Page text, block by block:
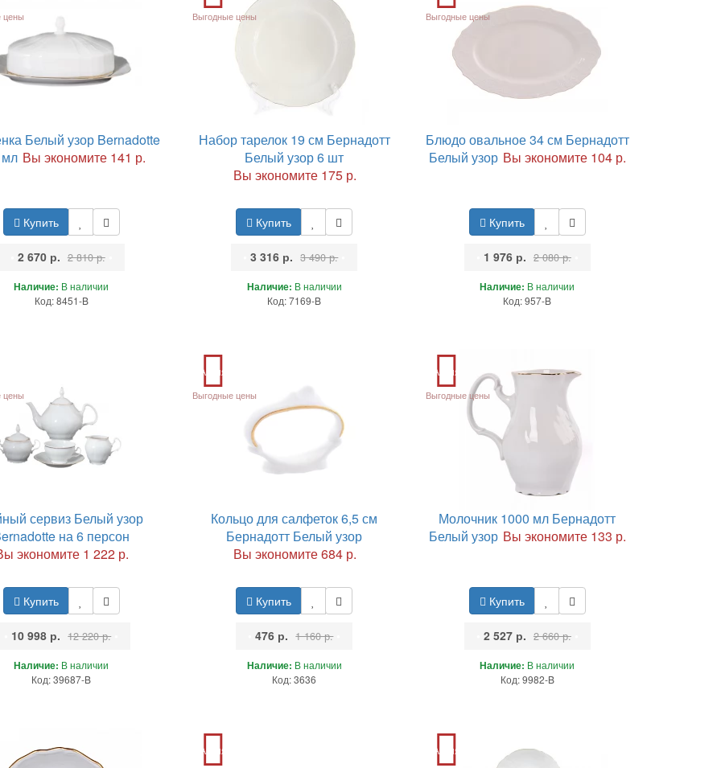
цены
Белый узор Bernadotte
Вы экономите 141 р.
Купить
2 670 р. 2 810 р.
Наличие: В наличии
Код: 8451-B
Выгодные цены
Набор тарелок 19 см Бернадотт
Белый узор 6 шт
Вы экономите 175 р.
Купить
3 316 р. 3 490 р.
Наличие: В наличии
Код: 7169-B
Выгодные цены
Блюдо овальное 34 см Бернадотт
Белый узор Вы экономите 104 р.
Купить
1 976 р. 2 080 р.
Наличие: В наличии
Код: 957-B
цены
сервиз Белый узор
на 6 персон
экономите 1 222 р.
Купить
10 998 р. 12 220 р.
Наличие: В наличии
Код: 39687-B
Акция
Выгодные цены
Кольцо для салфеток 6,5 см
Бернадотт Белый узор
Вы экономите 684 р.
Купить
476 р. 1 160 р.
Наличие: В наличии
Код: 3636
Акция
Выгодные цены
Молочник 1000 мл Бернадотт
Белый узор Вы экономите 133 р.
Купить
2 527 р. 2 660 р.
Наличие: В наличии
Код: 9982-B
Акция Акция